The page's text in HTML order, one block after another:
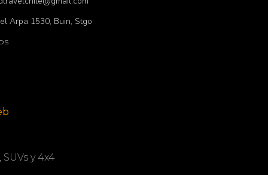
Arpa 1530, Buin, Stgo
y 4x4